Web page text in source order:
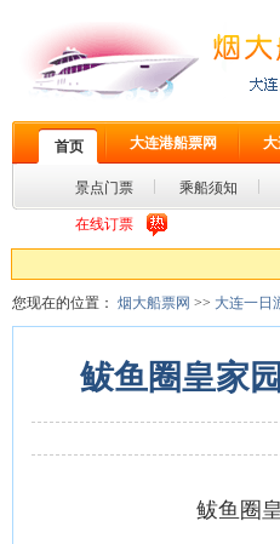
首页 大连港船票网 大
景点门票 乘船须知
在线订票
您现在的位置： 烟大船票网 >> 大连一日
鲅鱼圈皇家
鲅鱼圈